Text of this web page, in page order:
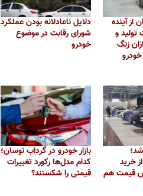
از آینده
تولید و
زنگ
خودرو
دلایل ناعادلانه بودن عملکرد
شورای رقابت در موضوع
خودرو
خرید
قیمت هم
بازار خودرو در گرداب نوسان؛
کدام مدل‌ها رکورد تغییرات
قیمتی را شکستند؟